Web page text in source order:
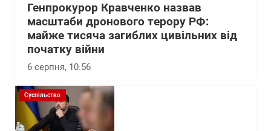
Генпрокурор Кравченко назвав
масштаби дронового терору РФ:
майже тисяча загиблих цивільних від
початку війни
6 серпня, 10:56
Суспільство